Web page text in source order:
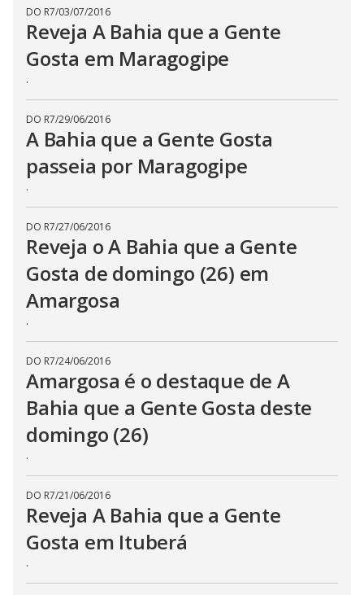
DO R7/03/07/2016
Reveja A Bahia que a Gente
Gosta em Maragogipe
.
DO R7/29/06/2016
A Bahia que a Gente Gosta
passeia por Maragogipe
.
DO R7/27/06/2016
Reveja o A Bahia que a Gente
Gosta de domingo (26) em
Amargosa
.
DO R7/24/06/2016
Amargosa é o destaque de A
Bahia que a Gente Gosta deste
domingo (26)
.
DO R7/21/06/2016
Reveja A Bahia que a Gente
Gosta em Ituberá
.